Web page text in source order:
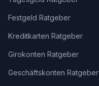
Festgeld Ratgeber
Kreditkarten Ratgeber
Girokonten Ratgeber
Geschäftskonten Ratgeber